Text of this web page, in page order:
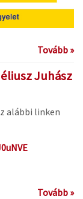
Tovább »
Juhász
alábbi linken
Tovább »